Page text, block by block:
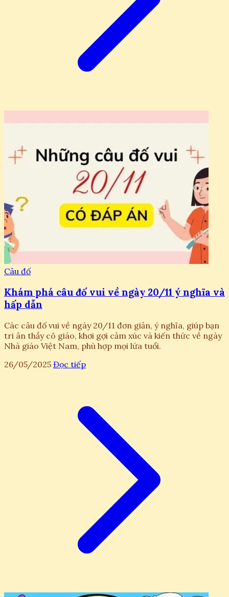
Câu đố
Khám phá câu đố vui về ngày 20/11 ý nghĩa và
hấp dẫn
Các câu đố vui về ngày 20/11 đơn giản, ý nghĩa, giúp bạn
tri ân thầy cô giáo, khơi gợi cảm xúc và kiến thức về ngày
Nhà giáo Việt Nam, phù hợp mọi lứa tuổi.
26/05/2025 Đọc tiếp